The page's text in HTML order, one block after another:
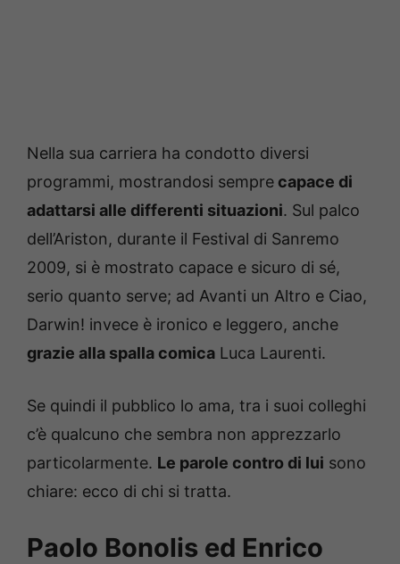
Nella sua carriera ha condotto diversi
programmi, mostrandosi sempre capace di
adattarsi alle differenti situazioni. Sul palco
dell’Ariston, durante il Festival di Sanremo
2009, si è mostrato capace e sicuro di sé,
serio quanto serve; ad Avanti un Altro e Ciao,
Darwin! invece è ironico e leggero, anche
grazie alla spalla comica Luca Laurenti.
Se quindi il pubblico lo ama, tra i suoi colleghi
c’è qualcuno che sembra non apprezzarlo
particolarmente. Le parole contro di lui sono
chiare: ecco di chi si tratta.
Paolo Bonolis ed Enrico